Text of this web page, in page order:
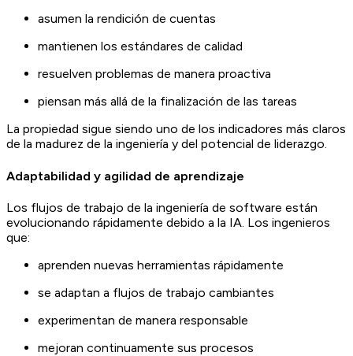
asumen la rendición de cuentas
mantienen los estándares de calidad
resuelven problemas de manera proactiva
piensan más allá de la finalización de las tareas
La propiedad sigue siendo uno de los indicadores más claros
de la madurez de la ingeniería y del potencial de liderazgo.
Adaptabilidad y agilidad de aprendizaje
Los flujos de trabajo de la ingeniería de software están
evolucionando rápidamente debido a la IA. Los ingenieros
que:
aprenden nuevas herramientas rápidamente
se adaptan a flujos de trabajo cambiantes
experimentan de manera responsable
mejoran continuamente sus procesos